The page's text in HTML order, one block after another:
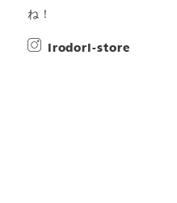
ね！
irodori-store